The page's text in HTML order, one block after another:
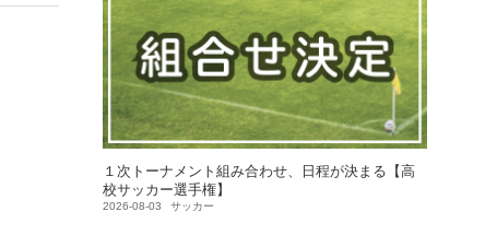
１次トーナメント組み合わせ、日程が決まる【高
校サッカー選手権】
2026-08-03 サッカー